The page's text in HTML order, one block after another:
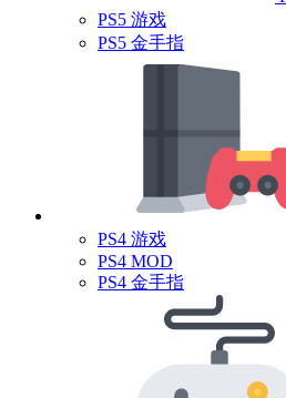
PS5 游戏
PS5 金手指
PS4 游戏
PS4 MOD
PS4 金手指